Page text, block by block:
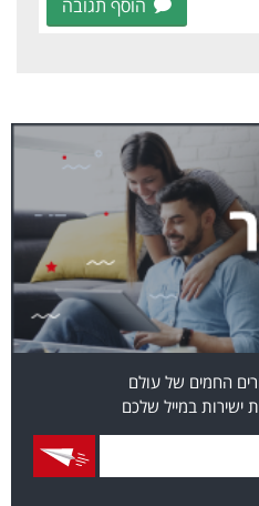
הוסף תגובה
החמים של עולם
ישירות במייל שלכם